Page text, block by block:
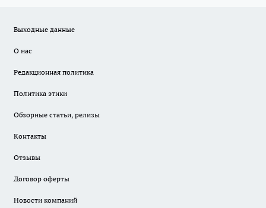
Выходные данные
О нас
Редакционная политика
Политика этики
Обзорные статьи, релизы
Контакты
Отзывы
Договор оферты
Новости компаний